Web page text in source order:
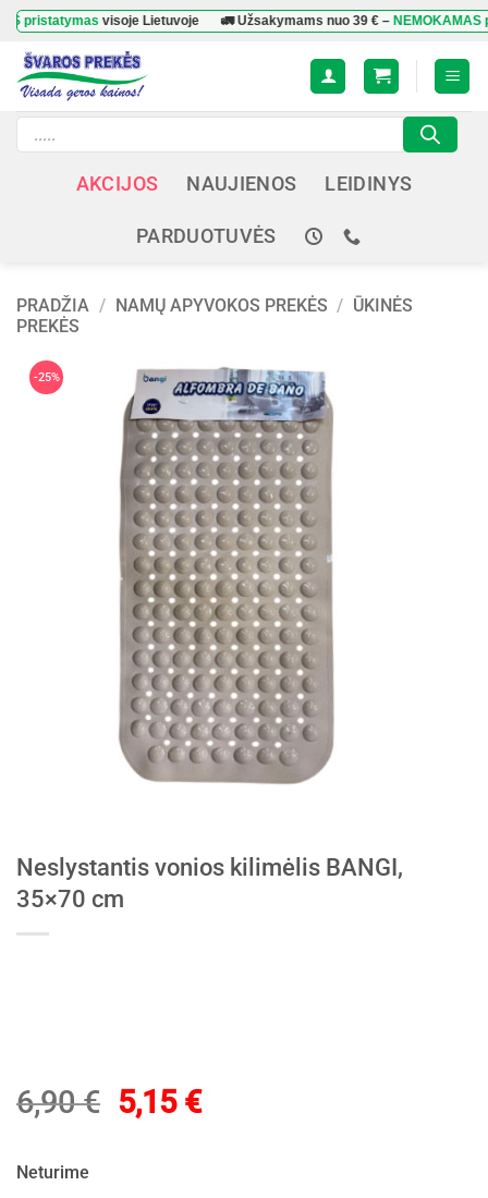
Skip
content
visoje Lietuvoje 🚛 Užsakymams nuo39 €–NEMOKAMAS
Products
search
AKCIJOS NAUJIENOS LEIDINYS
PARDUOTUVĖS
PRADŽIA / NAMŲ APYVOKOS PREKĖS / ŪKINĖS
PREKĖS
-25%
Neslystantis vonios kilimėlis BANGI,
35×70 cm
6,90€ Original
5,15 €Current
Neturime